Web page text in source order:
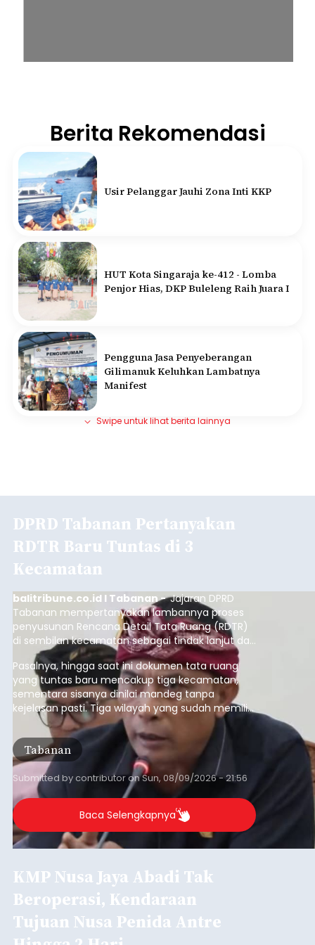
Berita Rekomendasi
Usir Pelanggar Jauhi Zona Inti KKP
HUT Kota Singaraja ke-412 - Lomba
Penjor Hias, DKP Buleleng Raih Juara I
Pengguna Jasa Penyeberangan
Gilimanuk Keluhkan Lambatnya
Manifest
Swipe untuk lihat berita lainnya
DPRD Tabanan Pertanyakan
RDTR Baru Tuntas di 3
Kecamatan
balitribune.co.id I Tabanan -Jajaran DPRD
Tabanan mempertanyakan lambannya proses
penyusunan Rencana Detail Tata Ruang (RDTR)
di sembilan kecamatan sebagai tindak lanjut dari
pelaksanaan RTRW.
Pasalnya, hingga saat ini dokumen tata ruang
yang tuntas baru mencakup tiga kecamatan,
sementara sisanya dinilai mandeg tanpa
kejelasan pasti. Tiga wilayah yang sudah memiliki
RDTR tersebut meliputi Kecamatan Kediri,
Tabanan, dan Selemadeg Barat.
Tabanan
Submitted bycontributoronSun, 08/09/2026 - 21:56
Baca Selengkapnya
KMP Nusa Jaya Abadi Tak
Beroperasi, Kendaraan
Tujuan Nusa Penida Antre